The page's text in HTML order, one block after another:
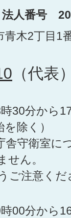
法人番号
木2丁目1
（代表
30分から
除く）
舎守衛室に
せん。
ご注意くだ
00分から